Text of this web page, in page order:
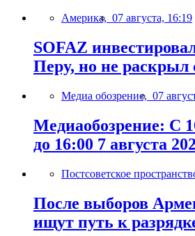
Америка, 07 августа, 16:19
SOFAZ
Перу, но не раскрыл
Медиа обозрение, 07
Медиаобозрение: С
до 16:00 7 августа
Постсоветское
После выборов
ищут путь к